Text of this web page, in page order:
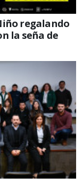
regalando
la seña de